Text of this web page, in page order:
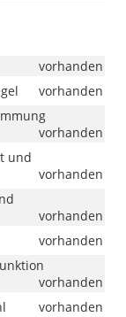
vorhanden
vorhanden
vorhanden
und
vorhanden
vorhanden
vorhanden
vorhanden
vorhanden